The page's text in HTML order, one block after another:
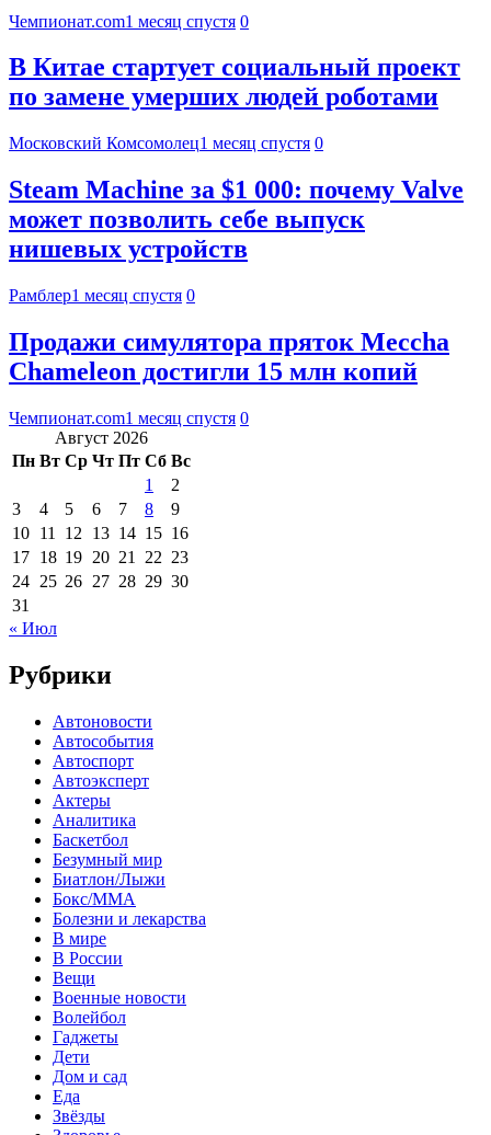
Чемпионат.com1 месяц спустя 0
В Китае стартует социальный проект
по замене умерших людей роботами
Московский Комсомолец1 месяц спустя 0
Steam Machine за $1 000: почему Valve
может позволить себе выпуск
нишевых устройств
Рамблер1 месяц спустя 0
Продажи симулятора пряток Meccha
Chameleon достигли 15 млн копий
Чемпионат.com1 месяц спустя 0
Август 2026
Пн Вт Ср Чт Пт Сб Вс
1
2
3
4 5 6 7 8
9
10 11 12 13 14 15 16
17 18 19 20 21 22 23
24 25 26 27 28 29 30
31
« Июл
Рубрики
Автоновости
Автособытия
Автоспорт
Автоэксперт
Актеры
Аналитика
Баскетбол
Безумный мир
Биатлон/Лыжи
Бокс/MMA
Болезни и лекарства
В мире
В России
Вещи
Военные новости
Волейбол
Гаджеты
Дети
Дом и сад
Еда
Звёзды